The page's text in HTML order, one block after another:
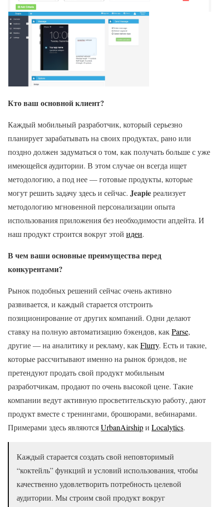
Кто ваш основной клиент?
Каждый мобильный разработчик, который серьезно
планирует зарабатывать на своих продуктах, рано или
поздно должен задуматься о том, как получать больше с уже
имеющейся аудитории. В этом случае он всегда ищет
методологию, а под нее — готовые продукты, которые
могут решить задачу здесь и сейчас. Jeapieреализует
методологию мгновенной персонализации опыта
использования приложения без необходимости апдейта. И
наш продукт строится вокруг этой идеи.
В чем ваши основные преимущества перед
конкурентами?
Рынок подобных решений сейчас очень активно
развивается, и каждый старается отстроить
позиционирование от других компаний. Одни делают
ставку на полную автоматизацию бэкендов, какParse,
другие — на аналитику и рекламу, какFlurry. Есть и такие,
которые рассчитывают именно на рынок брэндов, не
претендуют продать свой продукт мобильным
разработчикам, продают по очень высокой цене. Такие
компании ведут активную просветительскую работу, дают
продукт вместе с тренингами, брошюрами, вебинарами.
Примерами здесь являютсяUrbanAirshipи Localytics.
Каждый старается создать свой неповторимый
“коктейль” функций и условий использования, чтобы
качественно удовлетворить потребность целевой
аудитории. Мы строим свой продукт вокруг